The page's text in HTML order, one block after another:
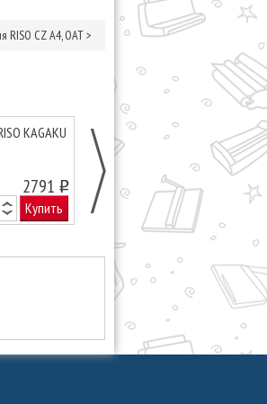
RISO CZ А4, OAT>
KAGAKU
2791 o
Купить
Мастер-
TR/CR А4, OAT